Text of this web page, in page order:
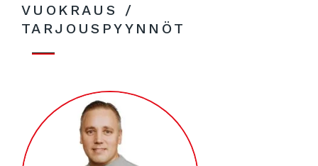
VUOKRAUS /
TARJOUSPYYNNÖT